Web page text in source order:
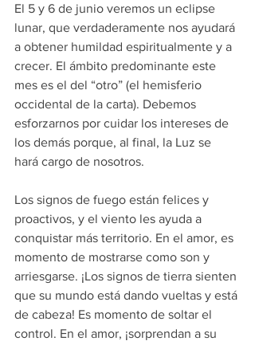
El 5 y 6 de junio veremos un eclipse
lunar, que verdaderamente nos ayudará
a obtener humildad espiritualmente y a
crecer. El ámbito predominante este
mes es el del “otro” (el hemisferio
occidental de la carta). Debemos
esforzarnos por cuidar los intereses de
los demás porque, al final, la Luz se
hará cargo de nosotros.
Los signos de fuego están felices y
proactivos, y el viento les ayuda a
conquistar más territorio. En el amor, es
momento de mostrarse como son y
arriesgarse. ¡Los signos de tierra sienten
que su mundo está dando vueltas y está
de cabeza! Es momento de soltar el
control. En el amor, ¡sorprendan a su